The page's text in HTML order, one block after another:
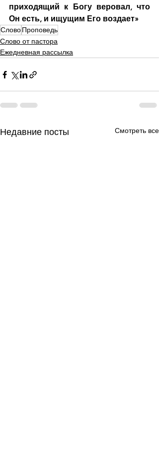
приходящий к Богу веровал, что
Он есть, и ищущим Его воздает»
СловоПроповедь
Слово от пастора
Ежедневная рассылка
Недавние посты Смотреть все